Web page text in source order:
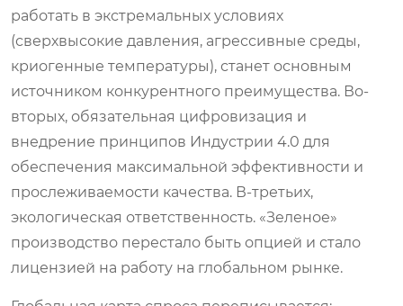
работать в экстремальных условиях
(сверхвысокие давления, агрессивные среды,
криогенные температуры), станет основным
источником конкурентного преимущества. Во-
вторых, обязательная цифровизация и
внедрение принципов Индустрии 4.0 для
обеспечения максимальной эффективности и
прослеживаемости качества. В-третьих,
экологическая ответственность. «Зеленое»
производство перестало быть опцией и стало
лицензией на работу на глобальном рынке.